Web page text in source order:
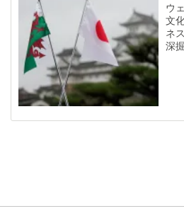
ウ
文
ネ
深